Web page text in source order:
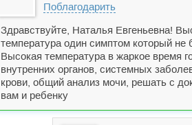
Поблагодарить
Здравствуйте, Наталья Евгеньевна!
температура один симптом который
Высокая температура в жаркое время
внутренних органов, системных
крови, общий анализ мочи, решать с
вам и ребенку